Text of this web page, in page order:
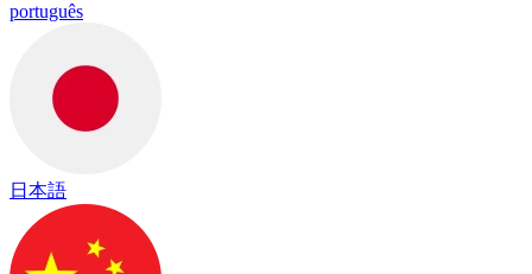
português
日本語